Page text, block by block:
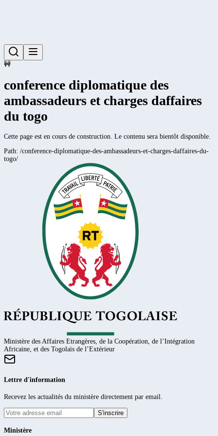
🚧
conference diplomatique des
ambassadeurs et charges daffaires
du togo
Cette page est en cours de construction. Le contenu sera bientôt disponible.
Path: /conference-diplomatique-des-ambassadeurs-et-charges-daffaires-du-
togo/
Ministère des Affaires Etrangères, de la Coopération, de l’Intégration
Africaine, et des Togolais de l’Extérieur
Lettre d'information
Recevez les actualités du ministère directement par email.
S'inscrire
Ministère